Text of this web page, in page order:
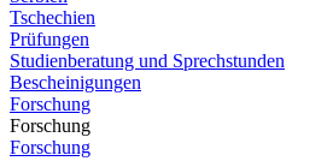
Tschechien
Prüfungen
Studienberatung und Sprechstunden
Bescheinigungen
Forschung
Forschung
Forschung